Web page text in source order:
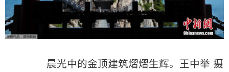
晨光中的金顶建筑熠熠生辉。王中举 摄